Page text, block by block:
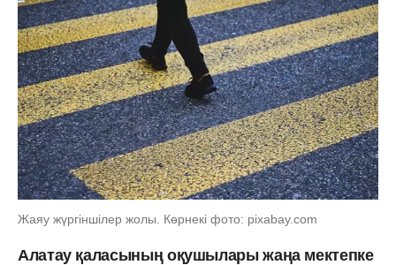
Жаяу жүргіншілер жолы. Көрнекі фото: pixabay.com
Алатау қаласының оқушылары жаңа мектепке